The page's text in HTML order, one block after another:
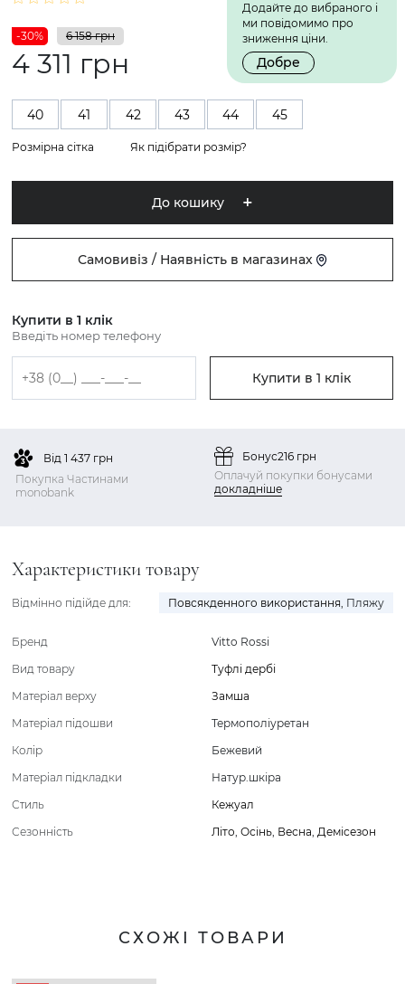
Додайте до вибраного і
ми повідомимо про
зниження ціни.
Добре
-30% 6 158 грн
4 311 грн
40 41 42 43 44 45
Розмірна сітка Як підібрати розмір?
До кошику
Самовивіз / Наявність в магазинах
Купити в 1 клік
Введіть номер телефону
Купити в 1 клік
Від 1 437 грн
Покупка Частинами
monobank
Бонус216 грн
Оплачуй покупки бонусами
докладніше
Характеристики товару
Відмінно підійде для: Повсякденного використання, Пляжу
Бренд
Vitto Rossi
Вид товару
Туфлі дербі
Матеріал верху
Замша
Матеріал підошви
Термополіуретан
Колір
Бежевий
Матеріал підкладки
Натур.шкіра
Стиль
Кежуал
Сезонність
Літо, Осінь, Весна, Демісезон
СХОЖІ ТОВАРИ